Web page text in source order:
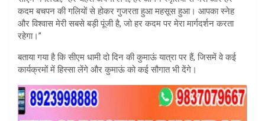
कदम बचपन की गलियों से होकर गुजरता हुआ महसूस हुआ। आपका स्नेह
और विश्वास मेरी सबसे बड़ी पूंजी है, जो हर कदम पर मेरा मार्गदर्शन करता
रहेगा।”
बताया गया है कि सीएम धामी दो दिन की कुमाऊं यात्रा पर हैं, जिसमें वे कई
कार्यक्रमों में हिस्सा लेंगे और कुमाऊं को कई सौगात भी देंगे।